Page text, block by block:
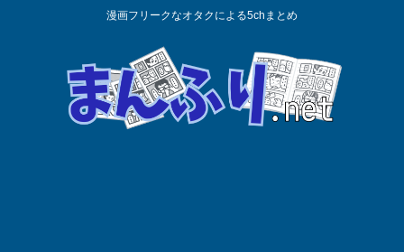
漫画フリークなオタクによる5chまとめ